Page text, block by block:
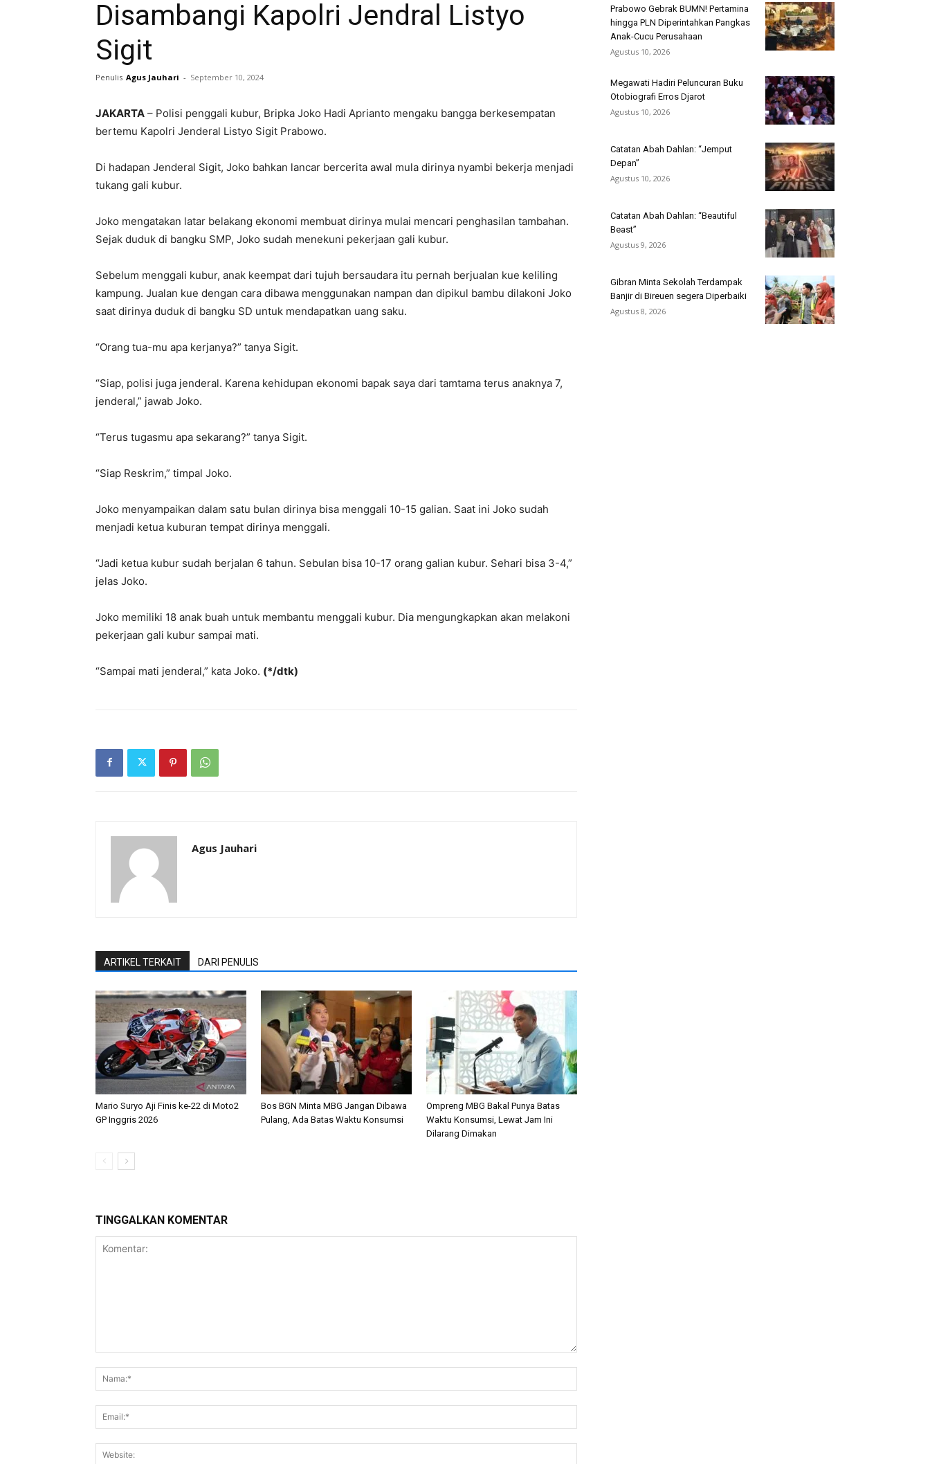
Disambangi Kapolri Jendral Listyo
Sigit
Penulis Agus Jauhari - September 10, 2024
JAKARTA – Polisi penggali kubur, Bripka Joko Hadi Aprianto mengaku bangga berkesempatan
bertemu Kapolri Jenderal Listyo Sigit Prabowo.
Di hadapan Jenderal Sigit, Joko bahkan lancar bercerita awal mula dirinya nyambi bekerja menjadi
tukang gali kubur.
Joko mengatakan latar belakang ekonomi membuat dirinya mulai mencari penghasilan tambahan.
Sejak duduk di bangku SMP, Joko sudah menekuni pekerjaan gali kubur.
Sebelum menggali kubur, anak keempat dari tujuh bersaudara itu pernah berjualan kue keliling
kampung. Jualan kue dengan cara dibawa menggunakan nampan dan dipikul bambu dilakoni Joko
saat dirinya duduk di bangku SD untuk mendapatkan uang saku.
“Orang tua-mu apa kerjanya?” tanya Sigit.
“Siap, polisi juga jenderal. Karena kehidupan ekonomi bapak saya dari tamtama terus anaknya 7,
jenderal,” jawab Joko.
“Terus tugasmu apa sekarang?” tanya Sigit.
“Siap Reskrim,” timpal Joko.
Joko menyampaikan dalam satu bulan dirinya bisa menggali 10-15 galian. Saat ini Joko sudah
menjadi ketua kuburan tempat dirinya menggali.
“Jadi ketua kubur sudah berjalan 6 tahun. Sebulan bisa 10-17 orang galian kubur. Sehari bisa 3-4,”
jelas Joko.
Joko memiliki 18 anak buah untuk membantu menggali kubur. Dia mengungkapkan akan melakoni
pekerjaan gali kubur sampai mati.
“Sampai mati jenderal,” kata Joko. (*/dtk)
Agus Jauhari
ARTIKEL TERKAIT DARI PENULIS
Mario Suryo Aji Finis ke-22 di Moto2
GP Inggris 2026
Bos BGN Minta MBG Jangan Dibawa
Pulang, Ada Batas Waktu Konsumsi
Ompreng MBG Bakal Punya Batas
Waktu Konsumsi, Lewat Jam Ini
Dilarang Dimakan
TINGGALKAN KOMENTAR
Prabowo Gebrak BUMN! Pertamina
hingga PLN Diperintahkan Pangkas
Anak-Cucu Perusahaan
Agustus 10, 2026
Megawati Hadiri Peluncuran Buku
Otobiografi Erros Djarot
Agustus 10, 2026
Catatan Abah Dahlan: “Jemput
Depan”
Agustus 10, 2026
Catatan Abah Dahlan: “Beautiful
Beast”
Agustus 9, 2026
Gibran Minta Sekolah Terdampak
Banjir di Bireuen segera Diperbaiki
Agustus 8, 2026